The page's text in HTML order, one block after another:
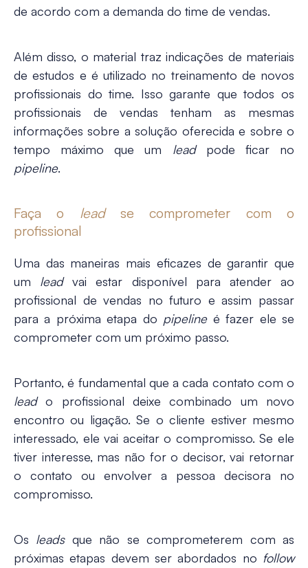
de acordo com a demanda do time de vendas.
Além disso, o material traz indicações de materiais
de estudos e é utilizado no treinamento de novos
profissionais do time. Isso garante que todos os
profissionais de vendas tenham as mesmas
informações sobre a solução oferecida e sobre o
tempo máximo que um lead pode ficar no
pipeline.
Faça o leadse comprometer com o
profissional
Uma das maneiras mais eficazes de garantir que
um leadvai estar disponível para atender ao
profissional de vendas no futuro e assim passar
para a próxima etapa do pipelineé fazer ele se
comprometer com um próximo passo.
Portanto, é fundamental que a cada contato com o
leado profissional deixe combinado um novo
encontro ou ligação. Se o cliente estiver mesmo
interessado, ele vai aceitar o compromisso. Se ele
tiver interesse, mas não for o decisor, vai retornar
o contato ou envolver a pessoa decisora no
compromisso.
Os leads que não se comprometerem com as
próximas etapas devem ser abordados no follow